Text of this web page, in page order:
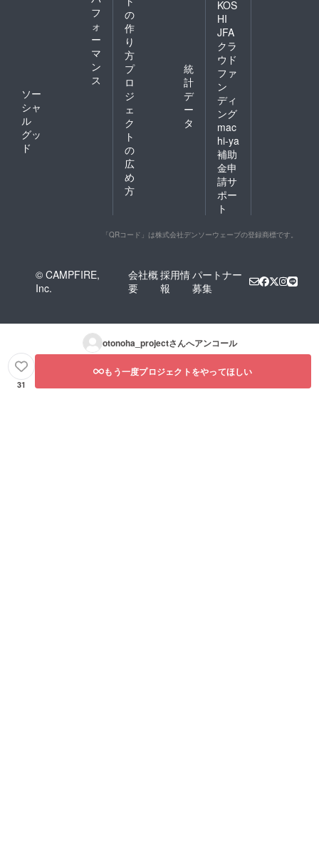
フ
ォ
ー
マ
ン
ス
ソー
シャ
ル
グッ
ド
の
作
り
方
プ
ロ
ジ
ェ
ク
ト
の
広
め
方
統
計
デ
ー
タ
KOS
HI
JFA
クラ
ウド
ファ
ン
ディ
ング
mac
hi-ya
補助
金申
請サ
ポー
ト
「QRコード」は株式会社デンソーウェーブの登録商標です。
© CAMPFIRE,
Inc.
会社概
要
採用情
報
パートナー
募集
otonoha_projectさんへアンコール
31
もう一度プロジェクトをやってほしい